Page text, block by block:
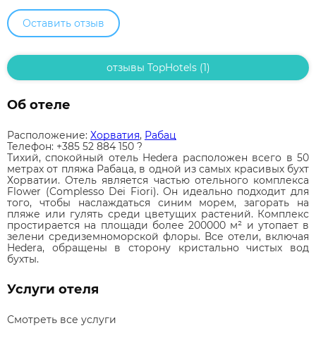
Оставить отзыв
отзывы TopHotels (1)
Об отеле
Расположение: Хорватия, Рабац
Телефон: +385 52 884 150 ?
Тихий, спокойный отель Hedera расположен всего в 50
метрах от пляжа Рабаца, в одной из самых красивых бухт
Хорватии. Отель является частью отельного комплекса
Flower (Complesso Dei Fiori). Он идеально подходит для
того, чтобы наслаждаться синим морем, загорать на
пляже или гулять среди цветущих растений. Комплекс
простирается на площади более 200000 м² и утопает в
зелени средиземноморской флоры. Все отели, включая
Hedera, обращены в сторону кристально чистых вод
бухты.
Услуги отеля
Смотреть все услуги